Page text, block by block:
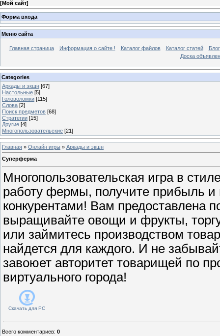
[Мой сайт]
Форма входа
Меню сайта
Главная страница Информация о сайте ! Каталог файлов Каталог статей
Блог
Доска
Categories
Аркады и экшн [67]
Настольные [5]
Головоломки [115]
Слова [2]
Поиск предметов [68]
Стратегии [15]
Другие [4]
Многопользовательские [21]
Главная » Онлайн игры » Аркады и экшн
Суперферма
Многопользовательская игра в
работу фермы, получите прибыль и
конкурентами! Вам предоставлена
выращивайте овощи и фрукты,
или займитесь производством
найдется для каждого. И не
завоюет авторитет товарищей по
виртуального города!
Скачать для PC
Всего комментариев: 0